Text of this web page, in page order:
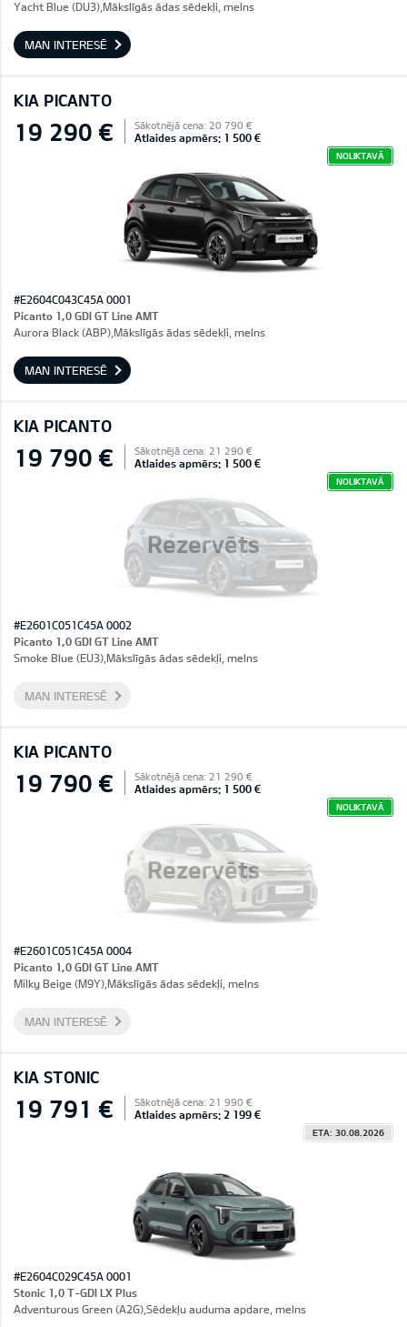
Yacht Blue (DU3),Mākslīgās ādas sēdekļi, melns
MAN INTERESĒ
KIA PICANTO
19 290 € Sākotnējā cena: 20 790 €
Atlaides apmērs: 1 500 €
NOLIKTAVĀ
#E2604C043C45A 0001
Picanto 1,0 GDI GT Line AMT
Aurora Black (ABP),Mākslīgās ādas sēdekļi, melns
MAN INTERESĒ
KIA PICANTO
Rezervēts
19 790 € Sākotnējā cena: 21 290 €
Atlaides apmērs: 1 500 €
NOLIKTAVĀ
#E2601C051C45A 0002
Picanto 1,0 GDI GT Line AMT
Smoke Blue (EU3),Mākslīgās ādas sēdekļi, melns
MAN INTERESĒ
KIA PICANTO
Rezervēts
19 790 € Sākotnējā cena: 21 290 €
Atlaides apmērs: 1 500 €
NOLIKTAVĀ
#E2601C051C45A 0004
Picanto 1,0 GDI GT Line AMT
Milky Beige (M9Y),Mākslīgās ādas sēdekļi, melns
MAN INTERESĒ
KIA STONIC
19 791 € Sākotnējā cena: 21 990 €
Atlaides apmērs: 2 199 €
ETA: 30.08.2026
#E2604C029C45A 0001
Stonic 1,0 T-GDI LX Plus
Adventurous Green (A2G),Sēdekļu auduma apdare, melns